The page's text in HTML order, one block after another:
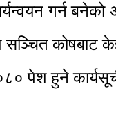
गर्न
कोषबाट
पेश हुने